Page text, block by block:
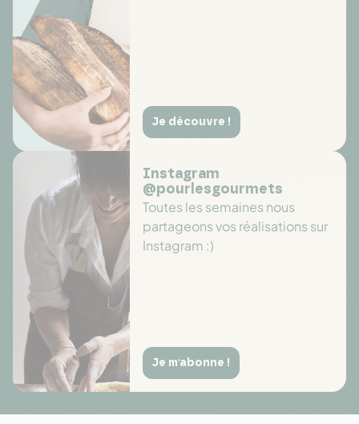
Je découvre !
Instagram
@pourlesgourmets
Toutes les semaines nous
partageons vos réalisations sur
Instagram :)
Je m'abonne !